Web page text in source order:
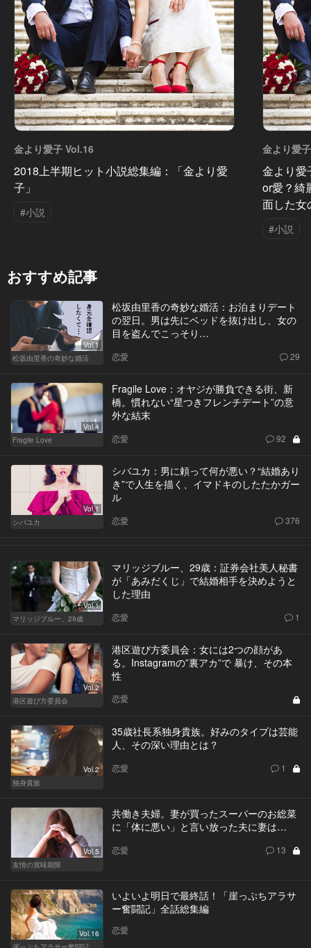
金より愛子 Vol.16
2018上半期ヒット小説総集編：「金より愛
子」
#小説
金より愛
金より愛
or愛？綺
面した女
#小説
おすすめ記事
Vol.1
松坂由里香の奇妙な婚活
松坂由里香の奇妙な婚活：お泊まりデート
の翌日。男は先にベッドを抜け出し、女の
目を盗んでこっそり…
恋愛 29
Vol.4
Fragile Love
Fragile Love：オヤジが勝負できる街、新
橋。慣れない“星つきフレンチデート”の意
外な結末
恋愛 92
Vol.1
シバユカ
シバユカ：男に頼って何が悪い？“結婚あり
き”で人生を描く、イマドキのしたたかガー
ル
恋愛 376
Vol.1
マリッジブルー、29歳
マリッジブルー、29歳：証券会社美人秘書
が「あみだくじ」で結婚相手を決めようと
した理由
恋愛 1
Vol.2
港区遊び方委員会
港区遊び方委員会：女には2つの顔があ
る。Instagramの”裏アカ”で 暴け、その本
性
恋愛
Vol.2
独身貴族
35歳社長系独身貴族。好みのタイプは芸能
人、その深い理由とは？
恋愛 1
Vol.5
友情の賞味期限
共働き夫婦。妻が買ったスーパーのお総菜
に「体に悪い」と言い放った夫に妻は…
恋愛 13
Vol.16
いよいよ明日で最終話！「崖っぷちアラサ
ー奮闘記」全話総集編
恋愛